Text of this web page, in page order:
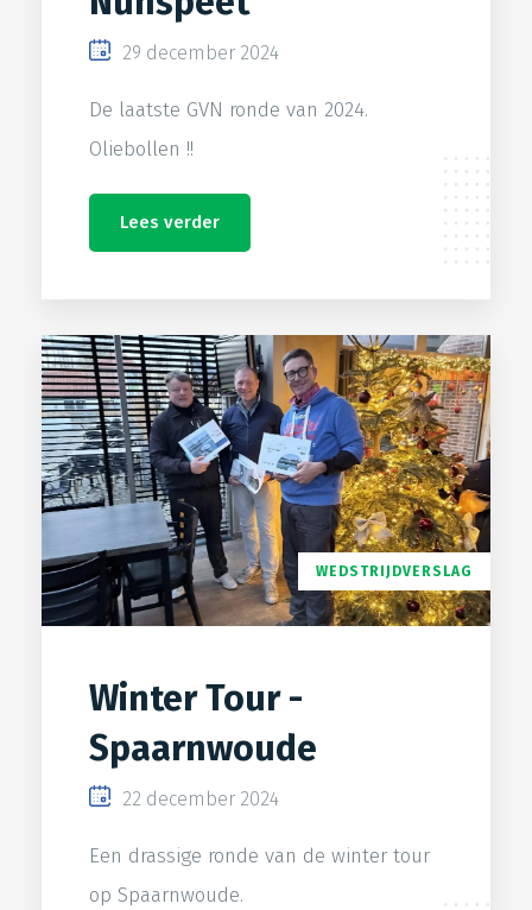
29 december 2024
De laatste GVN ronde van 2024.
Oliebollen !!
Lees verder
WEDSTRIJDVERSLAG
Winter Tour -
Spaarnwoude
22 december 2024
Een drassige ronde van de winter tour
op Spaarnwoude.